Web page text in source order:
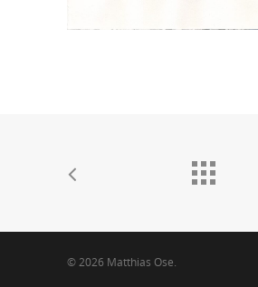
© 2026 Matthias Ose.